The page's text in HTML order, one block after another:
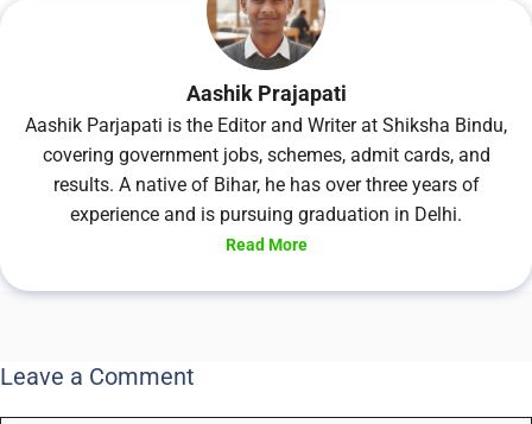
Aashik Prajapati
Aashik Parjapati is the Editor and Writer at Shiksha Bindu,
covering government jobs, schemes, admit cards, and
results. A native of Bihar, he has over three years of
experience and is pursuing graduation in Delhi.
Read More
Leave a Comment